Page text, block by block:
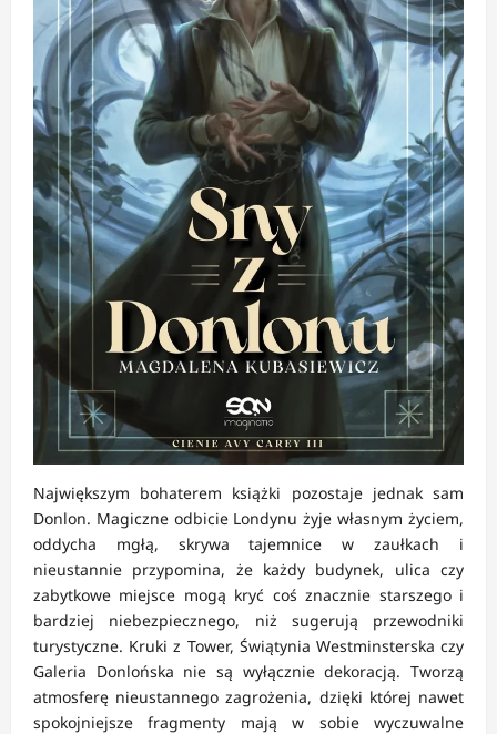
Największym bohaterem książki pozostaje jednak sam
Donlon. Magiczne odbicie Londynu żyje własnym życiem,
oddycha mgłą, skrywa tajemnice w zaułkach i
nieustannie przypomina, że każdy budynek, ulica czy
zabytkowe miejsce mogą kryć coś znacznie starszego i
bardziej niebezpiecznego, niż sugerują przewodniki
turystyczne. Kruki z Tower, Świątynia Westminsterska czy
Galeria Donlońska nie są wyłącznie dekoracją. Tworzą
atmosferę nieustannego zagrożenia, dzięki której nawet
spokojniejsze fragmenty mają w sobie wyczuwalne